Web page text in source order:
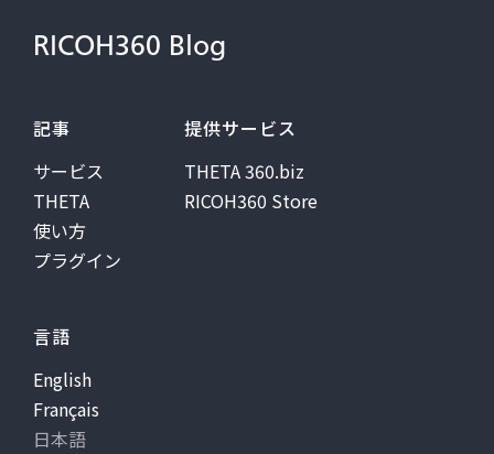
RICOH360 Blog
記事
サービス
THETA
使い方
プラグイン
提供サービス
THETA 360.biz
RICOH360 Store
言語
English
Français
日本語